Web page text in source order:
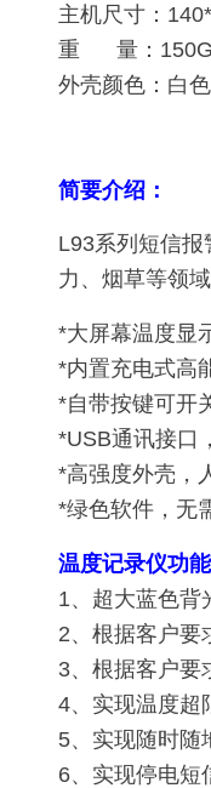
主机尺寸：
重 量：150G
外壳颜色：白色
简要介绍：
L93系列短信报
力、烟草等领域
*大屏幕温度显
*内置充电式高
*自带按键可开
*USB通讯接口
*高强度外壳，
*绿色软件，无
温度记录仪功能
1、超大蓝色背
2、根据客户要
3、根据客户要
4、实现温度超
5、实现随时随
6、实现停电短